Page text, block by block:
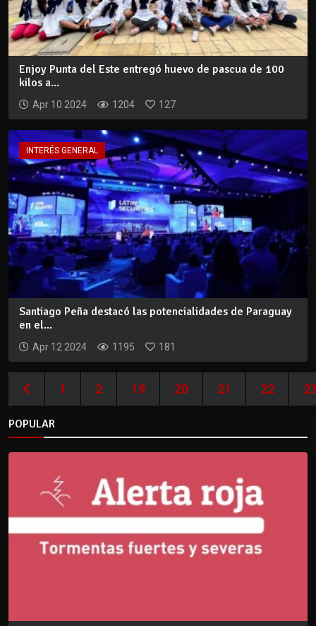
Enjoy Punta del Este entregó huevo de pascua de 100
kilos a...
Apr 10 2024 1204 127
INTERÉS GENERAL
Santiago Peña destacó las potencialidades de Paraguay
en el...
Apr 12 2024 1195 181
1 2 19 20 21 22
POPULAR